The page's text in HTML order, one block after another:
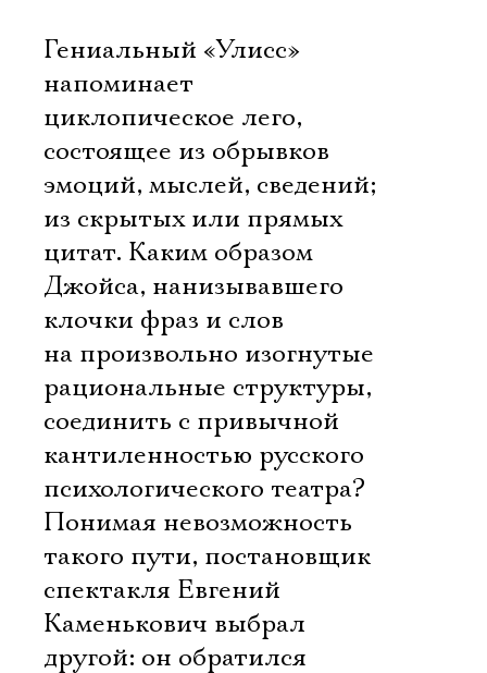
Гениальный «Улисс»
напоминает
циклопическое лего,
состоящее из обрывков
эмоций, мыслей, сведений;
из скрытых или прямых
цитат. Каким образом
Джойса, нанизывавшего
клочки фраз и слов
на произвольно изогнутые
рациональные структуры,
соединить с привычной
кантиленностью русского
психологического театра?
Понимая невозможность
такого пути, постановщик
спектакля Евгений
Каменькович выбрал
другой: он обратился